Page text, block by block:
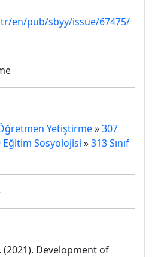
en/pub/sbyy/issue/67475/
Yetiştirme»307
Eğitim Sosyolojisi »313 Sınıf
(2021). Development of